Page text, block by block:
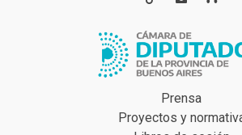
Prensa
Proyectos y